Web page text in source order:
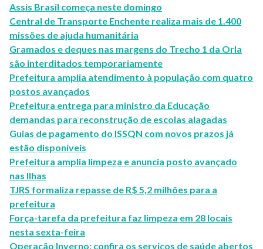
Assis Brasil começa neste domingo
Central de Transporte Enchente realiza mais de 1.400
missões de ajuda humanitária
Gramados e deques nas margens do Trecho 1 da Orla
são interditados temporariamente
Prefeitura amplia atendimento à população com quatro
postos avançados
Prefeitura entrega para ministro da Educação
demandas para reconstrução de escolas alagadas
Guias de pagamento do ISSQN com novos prazos já
estão disponíveis
Prefeitura amplia limpeza e anuncia posto avançado
nas Ilhas
TJRS formaliza repasse de R$ 5,2 milhões para a
prefeitura
Força-tarefa da prefeitura faz limpeza em 28 locais
nesta sexta-feira
Operação Inverno: confira os serviços de saúde abertos